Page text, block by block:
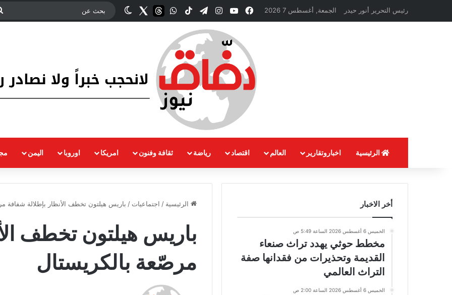
رئيس التحرير أنور حيدر الجمعة, أغسطس 7 2026 فيسبوك‫YouTubeانستقرام
تيلقرام ‫TikTokواتسابthreads
Twitterالوضع المظلم
الرئيسية اخباروتقارير العالم اقتصاد رياضة ثقافة وفنون امريكا اوروبا اليمن
الرئيسية / اجتماعيات / باريس هيلتون تخطف الأنظار بإطلالة شفافة
باريس هيلتون تخطف
مرصّعة بالكريستال
أخر الاخبار
الخميس 6 أغسطس 2026 الساعة 5:49 ص
مخطط حوثي يهدد تراث صنعاء
القديمة وتحذيرات من فقدانها صفة
التراث العالمي
الخميس 6 أغسطس 2026 الساعة 2:00 ص